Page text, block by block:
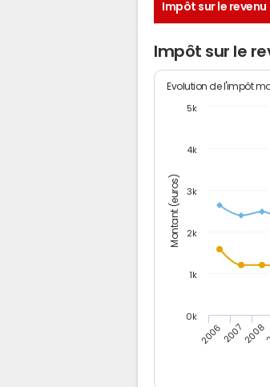
Impôt sur le revenu
Impôt sur le
Montant (euros)
Evolution de l'impôt
200620072008
0k
1k
2k
3k
4k
5k